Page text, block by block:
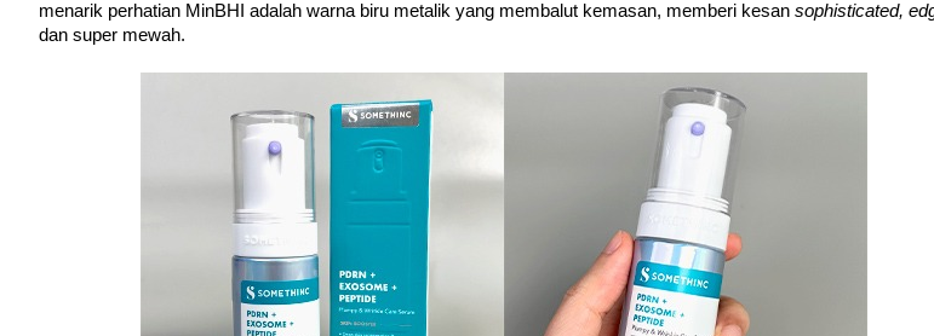
menarik perhatian MinBHI adalah warna biru metalik yang membalut kemasan, memberi kesan
dan super mewah.